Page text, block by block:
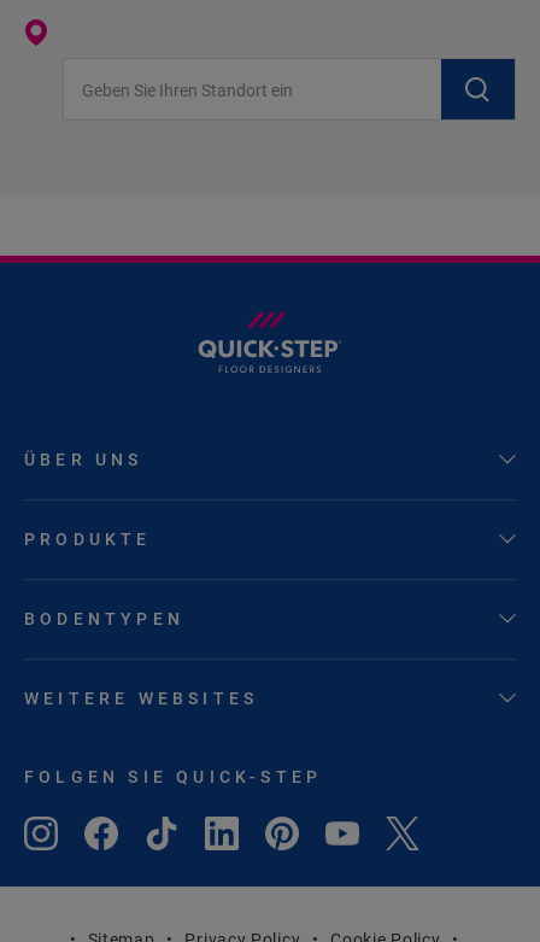
ÜBER UNS
PRODUKTE
BODENTYPEN
WEITERE WEBSITES
FOLGEN SIE QUICK-STEP